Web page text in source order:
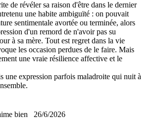
de révéler sa raison d'être dans le dernier
une habite ambiguïté : on pouvait
sentimentale avortée ou terminée, alors
d'un remord de n'avoir pas su
à sa mère. Tout est regret dans la vie
les occasion perdues de le faire. Mais
une vraie résilience affective et le
une expression parfois maladroite qui nuit à
bien
26/6/2026